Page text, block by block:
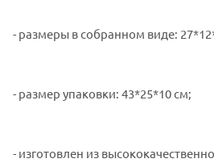
- размеры в собранном виде:
- размер упаковки: 43*25*10 см;
- изготовлен из